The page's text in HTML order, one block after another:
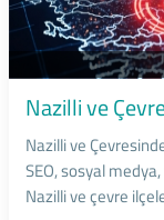
Nazilli ve
Nazilli ve
SEO, sosyal
Nazilli ve çevre